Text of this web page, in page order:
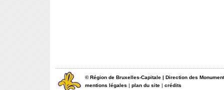
©Région de Bruxelles-Capitale | Direction des
mentions légales | plan du site | crédits